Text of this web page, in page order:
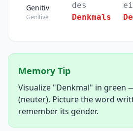
Genitiv
Genitive
des
Denkmals
Memory Tip
Visualize "Denkmal" in green
(neuter). Picture the word
remember its gender.